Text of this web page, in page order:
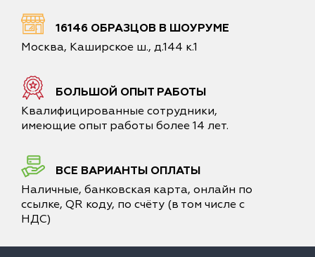
16146 ОБРАЗЦОВ В ШОУРУМЕ
Москва, Каширское ш., д.144 к.1
БОЛЬШОЙ ОПЫТ РАБОТЫ
Квалифицированные сотрудники,
имеющие опыт работы более 14 лет.
ВСЕ ВАРИАНТЫ ОПЛАТЫ
Наличные, банковская карта, онлайн по
ссылке, QR коду, по счёту (в том числе с
НДС)